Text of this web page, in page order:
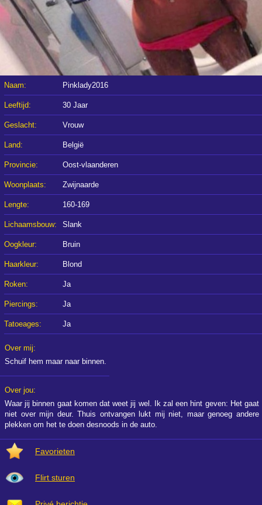
Naam: Pinklady2016
Leeftijd: 30 Jaar
Geslacht: Vrouw
Land: België
Provincie: Oost-vlaanderen
Woonplaats: Zwijnaarde
Lengte: 160-169
Lichaamsbouw: Slank
Oogkleur: Bruin
Haarkleur: Blond
Roken: Ja
Piercings: Ja
Tatoeages: Ja
Over mij:
Schuif hem maar naar binnen.
Over jou:
Waar jij binnen gaat komen dat weet jij wel. Ik zal een hint geven: Het gaat
niet over mijn deur. Thuis ontvangen lukt mij niet, maar genoeg andere
plekken om het te doen desnoods in de auto.
Favorieten
Flirt sturen